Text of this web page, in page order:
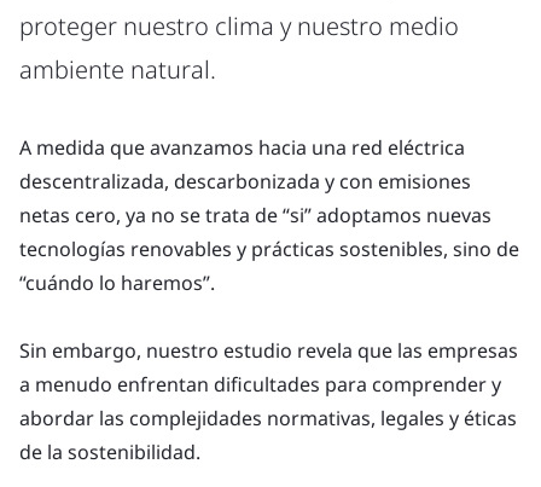
proteger nuestro clima y nuestro medio
ambiente natural.
A medida que avanzamos hacia una red eléctrica
descentralizada, descarbonizada y con emisiones
netas cero, ya no se trata de “si” adoptamos nuevas
tecnologías renovables y prácticas sostenibles, sino de
“cuándo lo haremos”.
Sin embargo, nuestro estudio revela que las empresas
a menudo enfrentan dificultades para comprender y
abordar las complejidades normativas, legales y éticas
de la sostenibilidad.